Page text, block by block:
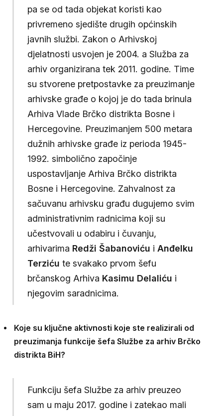
pa se od tada objekat koristi kao
privremeno sjedište drugih općinskih
javnih službi. Zakon o Arhivskoj
djelatnosti usvojen je 2004. a Služba za
arhiv organizirana tek 2011. godine. Time
su stvorene pretpostavke za preuzimanje
arhivske građe o kojoj je do tada brinula
Arhiva Vlade Brčko distrikta Bosne i
Hercegovine. Preuzimanjem 500 metara
dužnih arhivske građe iz perioda 1945-
1992. simbolično započinje
uspostavljanje Arhiva Brčko distrikta
Bosne i Hercegovine. Zahvalnost za
sačuvanu arhivsku građu dugujemo svim
administrativnim radnicima koji su
učestvovali u odabiru i čuvanju,
arhivarima Redži Šabanoviću i Anđelku
Terziću te svakako prvom šefu
brčanskog Arhiva Kasimu Delaliću i
njegovim saradnicima.
Koje su ključne aktivnosti koje ste realizirali od
preuzimanja funkcije šefa Službe za arhiv Brčko
distrikta BiH?
Funkciju šefa Službe za arhiv preuzeo
sam u maju 2017. godine i zatekao mali